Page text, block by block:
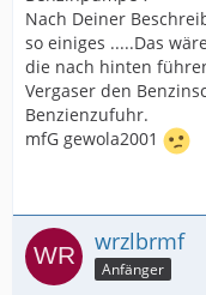
Nach Deiner
so einiges .....Das
die nach hinten
Vergaser den
Benzienzufuhr.
mfG gewola2001
wrzlbrmf
Anfänger